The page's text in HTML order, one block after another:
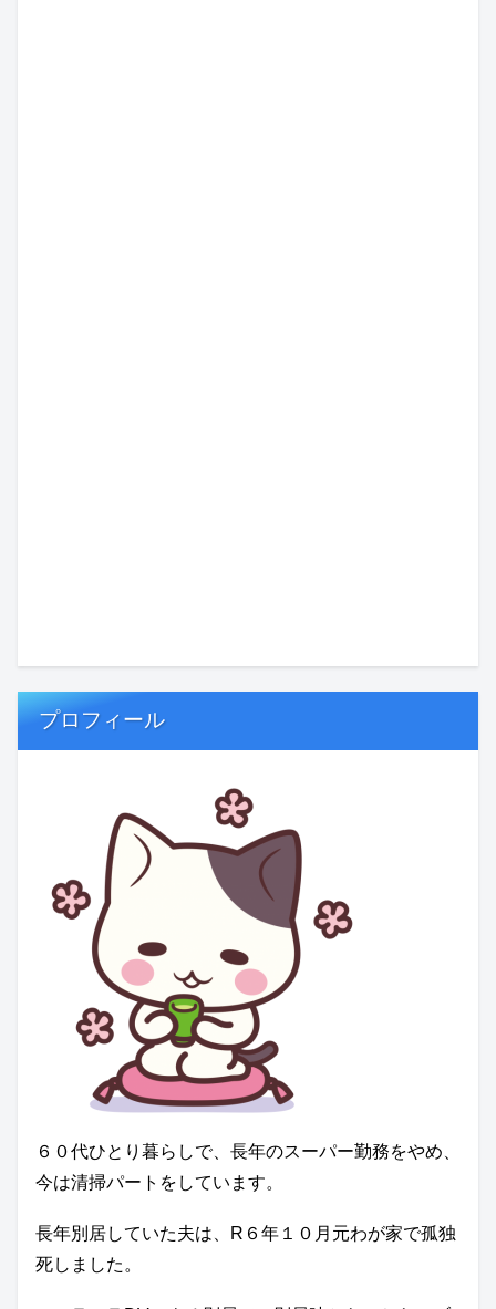
プロフィール
６０代ひとり暮らしで、長年のスーパー勤務をやめ、
今は清掃パートをしています。
長年別居していた夫は、R６年１０月元わが家で孤独
死しました。